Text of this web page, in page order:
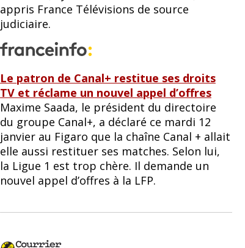
appris France Télévisions de source
judiciaire.
Le patron de Canal+ restitue ses droits
TV et réclame un nouvel appel d’offres
Maxime Saada, le président du directoire
du groupe Canal+, a déclaré ce mardi 12
janvier au Figaro que la chaîne Canal + allait
elle aussi restituer ses matches. Selon lui,
la Ligue 1 est trop chère. Il demande un
nouvel appel d’offres à la LFP.